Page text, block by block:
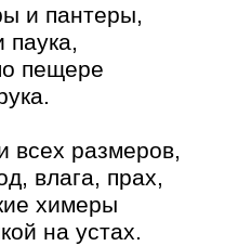
и пантеры,
паука,
пещере
всех размеров,
влага, прах,
химеры
на устах.